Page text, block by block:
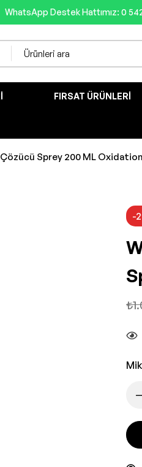
WhatsApp Destek Hattımız: 0 542
FIRSAT ÜRÜNLERI
Sprey 200 ML
-
₺